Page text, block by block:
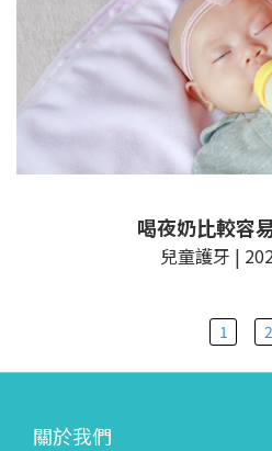
喝夜奶比較容
兒童護牙 |
1 2
關於我們